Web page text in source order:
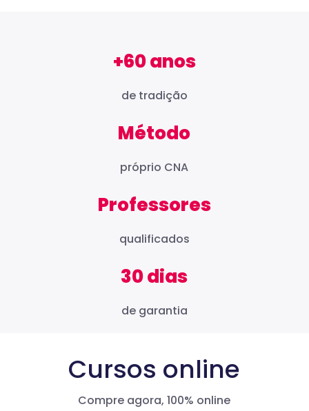
+60 anos
de tradição
Método
próprio CNA
Professores
qualificados
30 dias
de garantia
Cursos online
Compre agora, 100% online